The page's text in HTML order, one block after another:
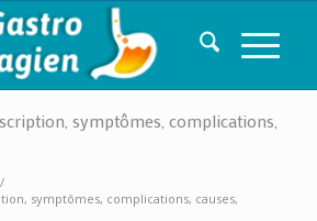
symptômes, complications,
/
symptômes, complications, causes,